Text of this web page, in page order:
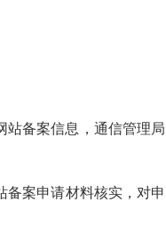
站备案信息，通信管理局
备案申请材料核实，对申